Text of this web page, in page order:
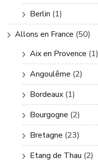
Berlin (1)
Allons en France (50)
Aix en Provence (1)
Angoulême (2)
Bordeaux (1)
Bourgogne (2)
Bretagne (23)
Etang de Thau (2)